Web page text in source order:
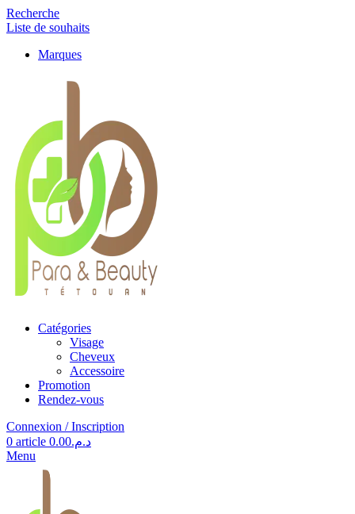
Recherche
Liste de souhaits
Marques
Catégories
Visage
Cheveux
Accessoire
Promotion
Rendez-vous
Connexion / Inscription
0 article د.م.0.00
Menu